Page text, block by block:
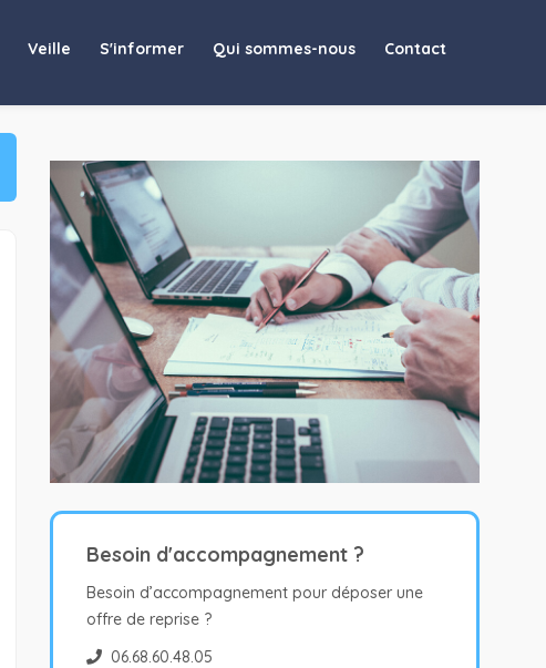
Veille S'informer Qui sommes-nous Contact
Besoin d'accompagnement ?
Besoin d’accompagnement pour déposer une
offre de reprise ?
06.68.60.48.05